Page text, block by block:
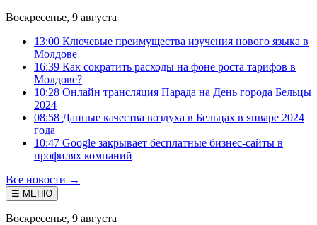
Воскресенье, 9 августа
13:00 Ключевые преимущества изучения нового языка в
Молдове
16:39 Как сократить расходы на фоне роста тарифов в
Молдове?
10:28 Онлайн трансляция Парада на День города Бельцы
2024
08:58 Данные качества воздуха в Бельцах в январе 2024
года
10:47 Google закрывает бесплатные бизнес-сайты в
профилях компаний
Все новости →
☰ МЕНЮ
Воскресенье, 9 августа